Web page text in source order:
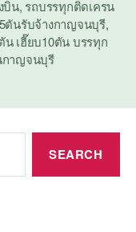
บิน, รถบรรทุกติดเครน
ตันรับจ้างกาญจนบุรี,
น เฮี๊ยบ10ตัน บรรทุก
กาญจนบุรี